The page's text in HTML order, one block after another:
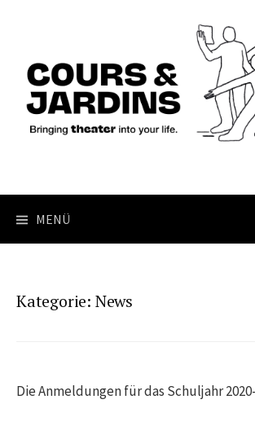
MENÜ
Kategorie: News
Die Anmeldungen für das Schuljahr